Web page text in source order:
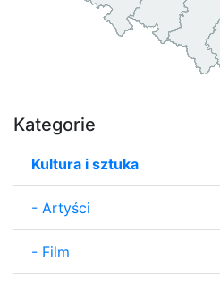
Kategorie
Kultura i sztuka
- Artyści
- Film